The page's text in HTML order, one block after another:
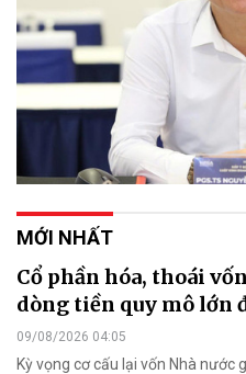
MỚI NHẤT
Cổ phần hóa, thoái
dòng tiền quy mô lớn
09/08/2026 04:05
Kỳ vọng cơ cấu lại vốn Nhà nước